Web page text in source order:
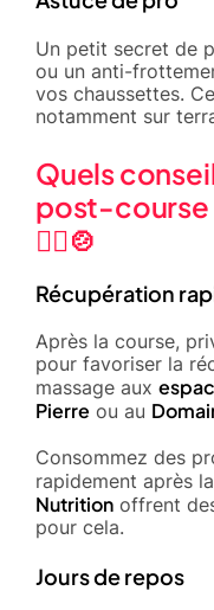
Un petit secret de
ou un anti-
vos chaussettes.
notamment sur
Quels
post-course
🧘‍♂️🍲
Récupération
Après la course,
pour favoriser la
massage aux
Pierre ou au
Consommez des
rapidement après
Nutrition offrent
pour cela.
Jours de repos